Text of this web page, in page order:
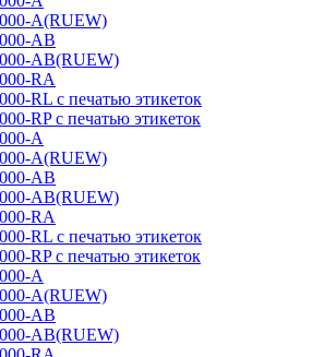
A(RUEW)
AB
AB(RUEW)
RA
RL с печатью этикеток
RP с печатью этикеток
A
A(RUEW)
AB
AB(RUEW)
RA
RL с печатью этикеток
RP с печатью этикеток
A
A(RUEW)
AB
AB(RUEW)